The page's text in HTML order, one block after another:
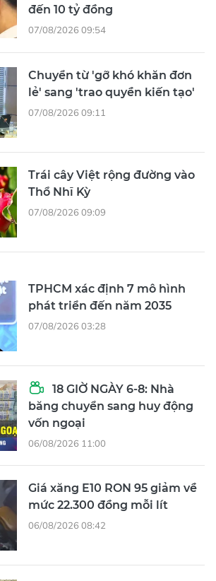
đến 10 tỷ đồng
07/08/2026 09:54
Chuyển từ 'gỡ khó khăn đơn
lẻ' sang 'trao quyền kiến tạo'
07/08/2026 09:11
Trái cây Việt rộng đường vào
Thổ Nhĩ Kỳ
07/08/2026 09:09
TPHCM xác định 7 mô hình
phát triển đến năm 2035
07/08/2026 03:28
18 GIỜ NGÀY 6-8: Nhà
băng chuyển sang huy động
vốn ngoại
06/08/2026 11:00
Giá xăng E10 RON 95 giảm về
mức 22.300 đồng mỗi lít
06/08/2026 08:42